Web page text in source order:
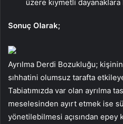
üzere kıymetli
Sonuç Olarak;
Ayrılma Derdi Bozukluğu;
sıhhatini olumsuz tarafta
Tabiatımızda var olan ayrılma
meselesinden ayırt etmek ise
yönetilebilmesi açısından epey